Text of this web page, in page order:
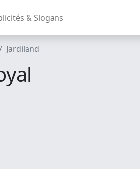
& Slogans
Jardiland